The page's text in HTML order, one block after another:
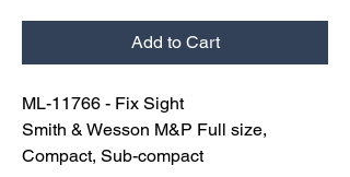
Add to Cart
ML-11766 - Fix Sight
Smith & Wesson M&P Full size,
Compact, Sub-compact